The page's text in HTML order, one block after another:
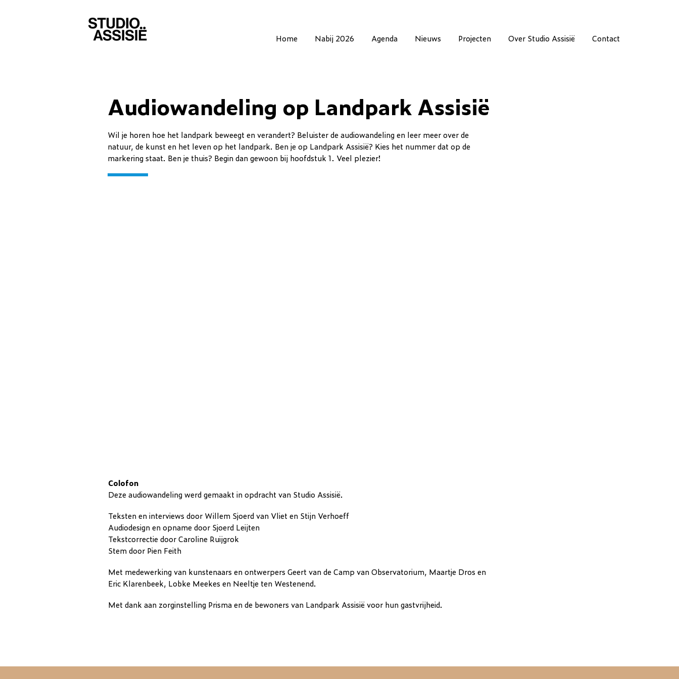
Home Nabij 2026 Agenda Nieuws Projecten Over Studio Assisië Contact
Audiowandeling op Landpark Assisië
Wil je horen hoe het landpark beweegt en verandert? Beluister de audiowandeling en leer meer over de
natuur, de kunst en het leven op het landpark. Ben je op Landpark Assisië? Kies het nummer dat op de
markering staat. Ben je thuis? Begin dan gewoon bij hoofdstuk 1. Veel plezier!
Colofon
Deze audiowandeling werd gemaakt in opdracht van Studio Assisië.
Teksten en interviews door Willem Sjoerd van Vliet en Stijn Verhoeff
Audiodesign en opname door Sjoerd Leijten
Tekstcorrectie door Caroline Ruijgrok
Stem door Pien Feith
Met medewerking van kunstenaars en ontwerpers Geert van de Camp van Observatorium, Maartje Dros en
Eric Klarenbeek, Lobke Meekes en Neeltje ten Westenend.
Met dank aan zorginstelling Prisma en de bewoners van Landpark Assisië voor hun gastvrijheid.